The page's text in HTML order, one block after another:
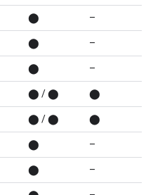
⬤ –
⬤ –
⬤ –
⬤ / ⬤ ⬤
⬤ / ⬤ ⬤
⬤ –
⬤ –